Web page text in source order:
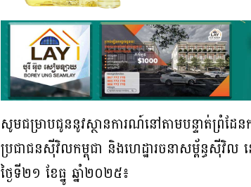
សូមជម្រាបជូននូវស្ថានការណ៍នៅតាមបន្ទាត់ព្រំដ
ប្រជាជនស៊ីវិលកម្ពុជា និងហេដ្ឋារចនាសម្ព័ន្ធស៊ី
ថ្ងៃទី២១ ខែធ្នូ ឆ្នាំ២០២៥៖